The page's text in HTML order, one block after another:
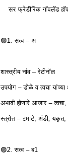
सर फ्रेडीरिक गॉवलॅड
🟣1. सत्व – अ
शास्त्रीय नांव – रेटीनॉल
उपयोग – डोळे व त्वचा यांच्या
अभावी होणारे आजार –
स्त्रोत – टमाटे, अंडी, यकृत,
🟣2. सत्व – ब1